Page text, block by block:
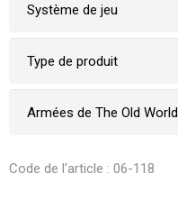
Système de jeu
Type de produit
Armées de The Old World
Code de l'article : 06-118